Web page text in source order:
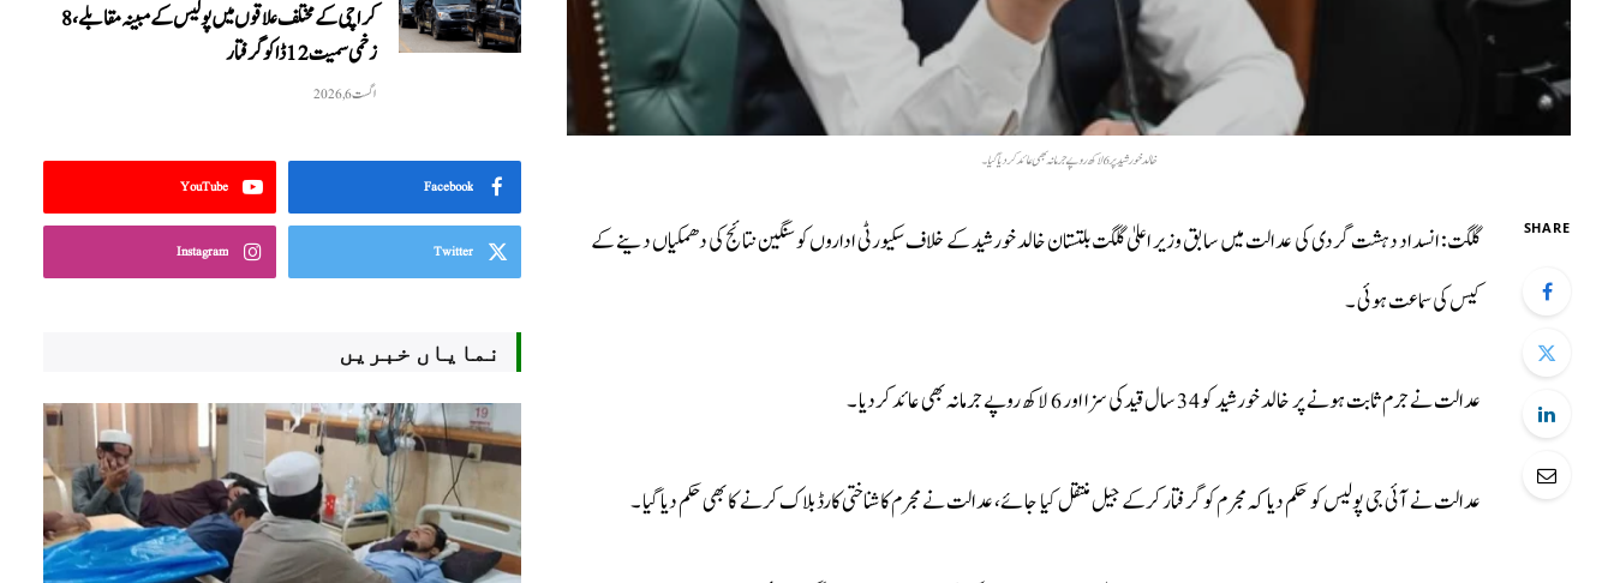
خالد خورشید پر 6 لاکھ روپے جرمانہ بھی عائد کردیا گیا ۔
SHARE
گلگت: انسداد دہشت گردی کی عدالت میں سابق وزیر اعلیٰ گلگت بلتستان خالد خورشید کے خلاف سکیورٹی اداروں کو سنگین نتائج کی دھمکیاں دینے کے
کیس کی سماعت ہوئی ۔
عدالت نے جرم ثابت ہونے پر خالد خورشید کو 34 سال قیدکی سزا اور 6 لاکھ روپے جرمانہ بھی عائد کردیا ۔
عدالت نے آئی جی پولیس کو حکم دیا کہ مجرم کو گرفتار کرکے جیل منتقل کیا جائے، عدالت نے مجرم کا شناختی کارڈ بلاک کرنے کا بھی حکم دیا گیا ۔
کراچی کے مختلف علاقوں میں پولیس کے مبینہ مقابلے، 8
زخمی سمیت 12 ڈاکو گرفتار
اگست 6, 2026
Facebook
YouTube
Twitter
Instagram
نمایاں خبریں